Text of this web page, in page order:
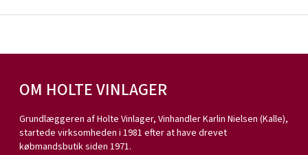
OM HOLTE VINLAGER
Grundlæggeren af Holte Vinlager, Vinhandler Karlin Nielsen (Kalle),
startede virksomheden i 1981 efter at have drevet
købmandsbutik siden 1971.